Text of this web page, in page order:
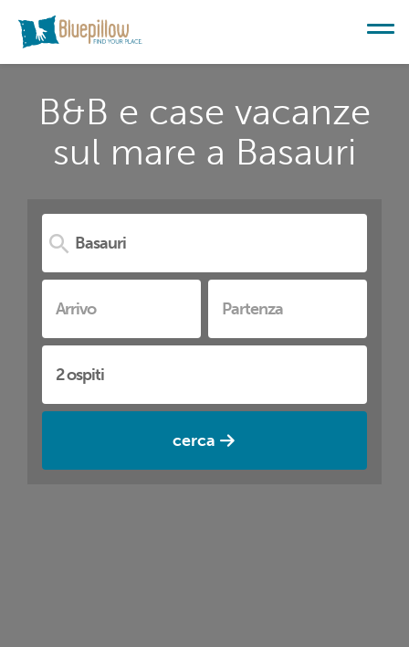
B&B e case vacanze
sul mare a Basauri
cerca